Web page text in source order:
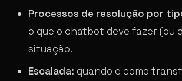
Processos de resolução por
o que o chatbot deve fazer (ou
situação.
Escalada: quando e como